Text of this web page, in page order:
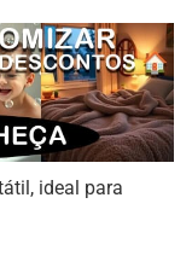
ideal para